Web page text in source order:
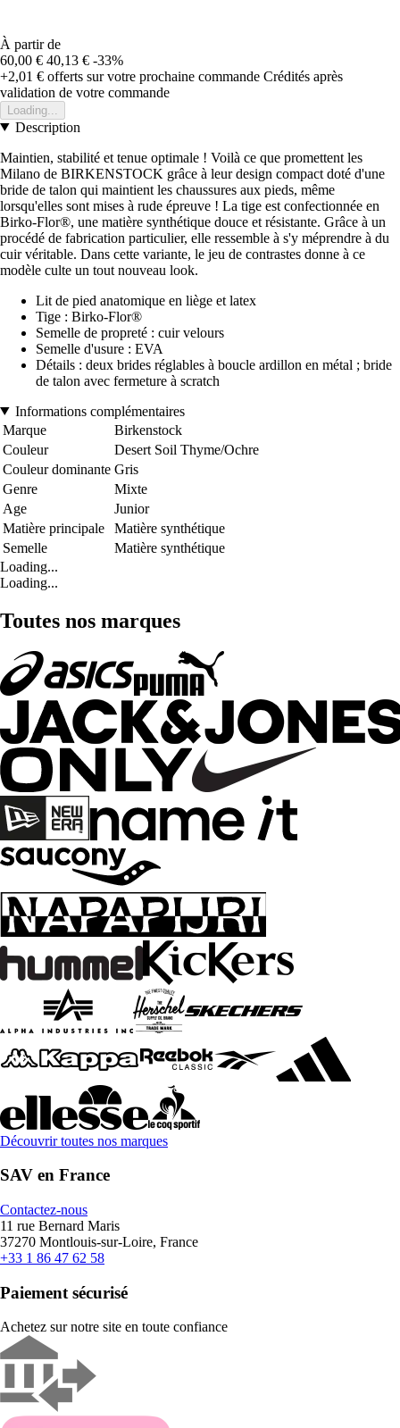
À partir de
60,00 € 40,13 € -33%
+2,01 € offerts sur votre prochaine commande Crédités après
validation de votre commande
Loading...
Description
Maintien, stabilité et tenue optimale ! Voilà ce que promettent les
Milano de BIRKENSTOCK grâce à leur design compact doté d'une
bride de talon qui maintient les chaussures aux pieds, même
lorsqu'elles sont mises à rude épreuve ! La tige est confectionnée en
Birko-Flor®, une matière synthétique douce et résistante. Grâce à un
procédé de fabrication particulier, elle ressemble à s'y méprendre à du
cuir véritable. Dans cette variante, le jeu de contrastes donne à ce
modèle culte un tout nouveau look.
Lit de pied anatomique en liège et latex
Tige : Birko-Flor®
Semelle de propreté : cuir velours
Semelle d'usure : EVA
Détails : deux brides réglables à boucle ardillon en métal ; bride
de talon avec fermeture à scratch
Informations complémentaires
Marque
Birkenstock
Couleur
Desert Soil Thyme/Ochre
Couleur dominante Gris
Genre
Mixte
Age
Junior
Matière principale
Matière synthétique
Semelle
Matière synthétique
Loading...
Loading...
Toutes nos marques
Découvrir toutes nos marques
SAV en France
Contactez-nous
11 rue Bernard Maris
37270 Montlouis-sur-Loire, France
+33 1 86 47 62 58
Paiement sécurisé
Achetez sur notre site en toute confiance